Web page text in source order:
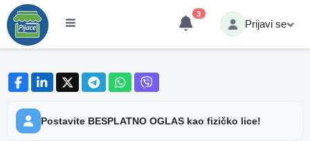
3
Prijavi se
Postavite BESPLATNO OGLAS kao fizičko lice!